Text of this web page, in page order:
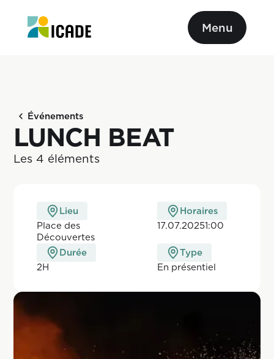
Menu
Événements
LUNCH BEAT
Les 4 éléments
Lieu
Place des
Découvertes
Horaires
17.07.20251:00
Durée
2H
Type
En